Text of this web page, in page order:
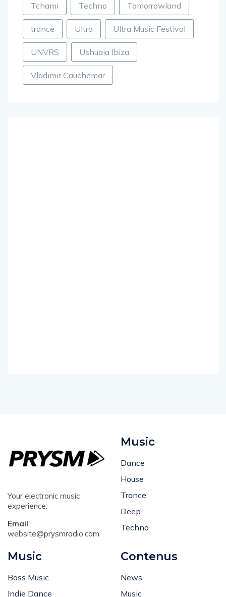
Tchami Techno Tomorrowland
trance Ultra Ultra Music Festival
UNVRS Ushuaia Ibiza
Vladimir Cauchemar
Your electronic music
experience.
Email :
website@prysmradio.com
Music
Dance
House
Trance
Deep
Techno
Music
Bass Music
Indie Dance
Contenus
News
Music